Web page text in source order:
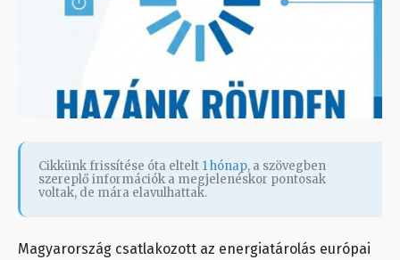
Cikkünk frissítése óta eltelt 1 hónap, a szövegben
szereplő információk a megjelenéskor pontosak
voltak, de mára elavulhattak.
Magyarország csatlakozott az energiatárolás európai